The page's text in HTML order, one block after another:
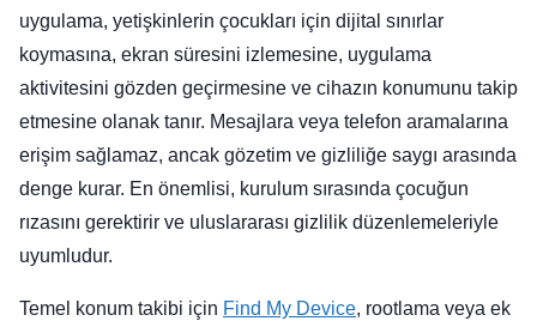
uygulama, yetişkinlerin çocukları için dijital sınırlar
koymasına, ekran süresini izlemesine, uygulama
aktivitesini gözden geçirmesine ve cihazın konumunu takip
etmesine olanak tanır. Mesajlara veya telefon aramalarına
erişim sağlamaz, ancak gözetim ve gizliliğe saygı arasında
denge kurar. En önemlisi, kurulum sırasında çocuğun
rızasını gerektirir ve uluslararası gizlilik düzenlemeleriyle
uyumludur.
Temel konum takibi için Find My Device, rootlama veya ek